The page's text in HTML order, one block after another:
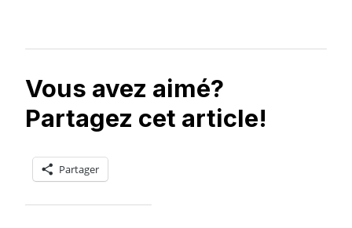
Vous avez aimé?
Partagez cet article!
Partager